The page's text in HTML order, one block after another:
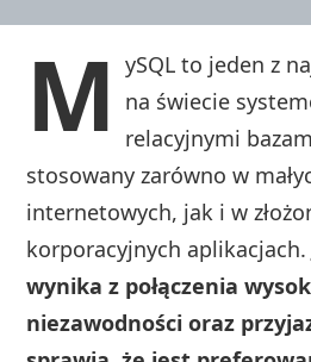
M ySQL to jeden z
na świecie
relacyjnymi
stosowany zarówno w
internetowych, jak i w
korporacyjnych aplikacjach.
wynika z połączenia
niezawodności oraz